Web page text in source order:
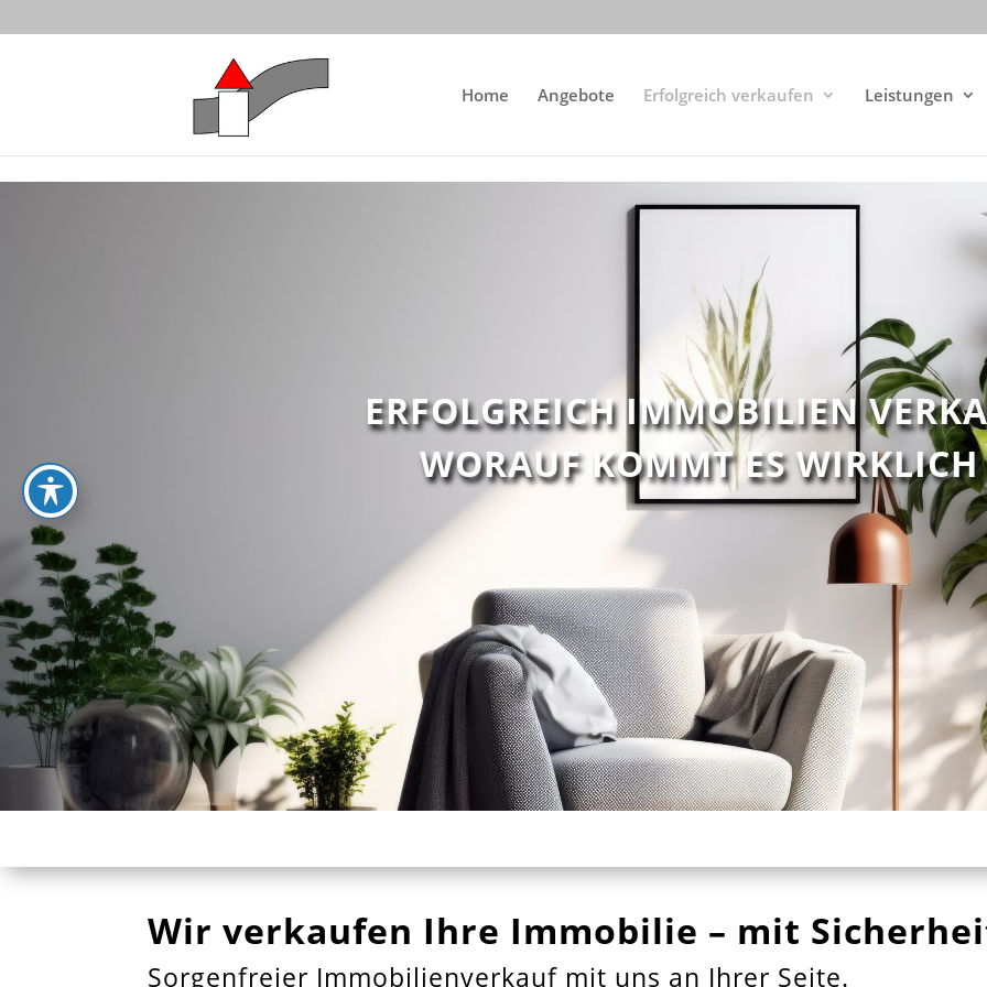
Home Angebote Erfolgreich verkaufen Leistungen
ERFOLGREICH IMMOBILIEN
WORAUF KOMMT ES
Wir verkaufen Ihre Immobilie – mit
Sorgenfreier Immobilienverkauf mit uns an Ihrer Seite.